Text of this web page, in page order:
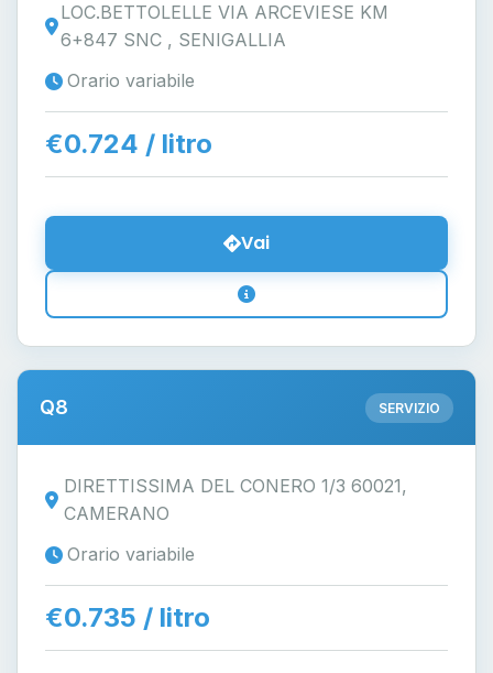
LOC.BETTOLELLE VIA ARCEVIESE KM
6+847 SNC , SENIGALLIA
Orario variabile
€0.724 / litro
Vai
Q8 SERVIZIO
DIRETTISSIMA DEL CONERO 1/3 60021,
CAMERANO
Orario variabile
€0.735 / litro